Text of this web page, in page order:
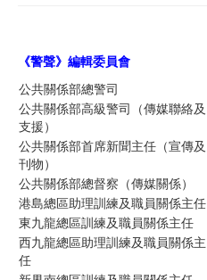
《警聲》編輯委員會
公共關係部總警司
公共關係部高級警司（傳媒聯絡及
支援）
公共關係部首席新聞主任（宣傳及
刊物）
公共關係部總督察（傳媒關係）
港島總區助理訓練及職員關係主任
東九龍總區訓練及職員關係主任
西九龍總區助理訓練及職員關係主
任